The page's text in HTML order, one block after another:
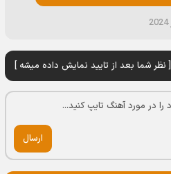
[ نظر شما بعد از تایید نمایش داده میشه ]
ارسال